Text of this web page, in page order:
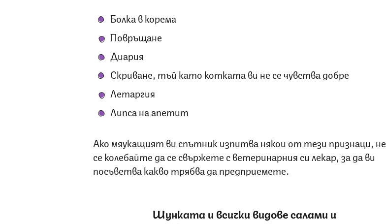
Болка в корема
Повръщане
Диария
Скриване, тъй като котката ви не се чувства добре
Летаргия
Липса на апетит
Ако мяукащият ви спътник изпитва някои от тези признаци, не
се колебайте да се свържете с ветеринарния си лекар, за да ви
посъветва какво трябва да предприемете.
Шунката и всички видове салами и